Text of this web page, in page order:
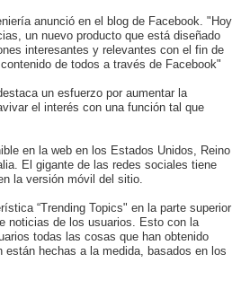
anunció en el blog de Facebook. "Hoy
un nuevo producto que está diseñado
interesantes y relevantes con el fin de
de todos a través de Facebook"
un esfuerzo por aumentar la
el interés con una función tal que
en la web en los Estados Unidos, Reino
El gigante de las redes sociales tiene
la versión móvil del sitio.
“Trending Topics" en la parte superior
noticias de los usuarios. Esto con la
todas las cosas que han obtenido
están hechas a la medida, basados ​​en los